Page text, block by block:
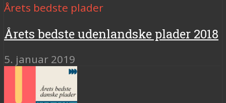
Årets bedste plader
Årets bedste udenlandske plader 2018
5. januar 2019